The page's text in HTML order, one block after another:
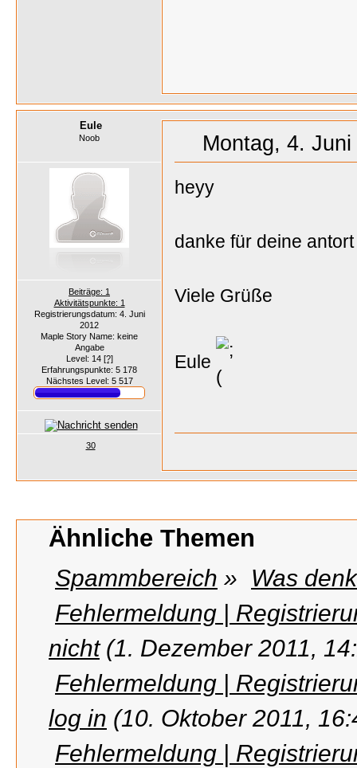
Eule
Noob
Beiträge: 1
Aktivitätspunkte: 1
Registrierungsdatum: 4. Juni
2012
Maple Story Name: keine
Angabe
Level: 14 [?]
Erfahrungspunkte: 5 178
Nächstes Level: 5 517
30
Montag, 4.
heyy
danke für deine
Viele Grüße
Eule
Ähnliche Themen
Spammbereich »
Was
Fehlermeldung |
nicht (1. Dezember 2011,
Fehlermeldung |
log in (10. Oktober 2011,
Fehlermeldung |